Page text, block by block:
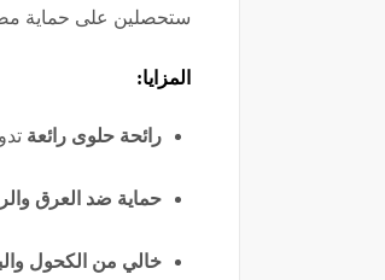
ستحصلين على حماية
المزايا:
رائحة حلوى رائعة
حماية ضد العرق
خالي من الكحول